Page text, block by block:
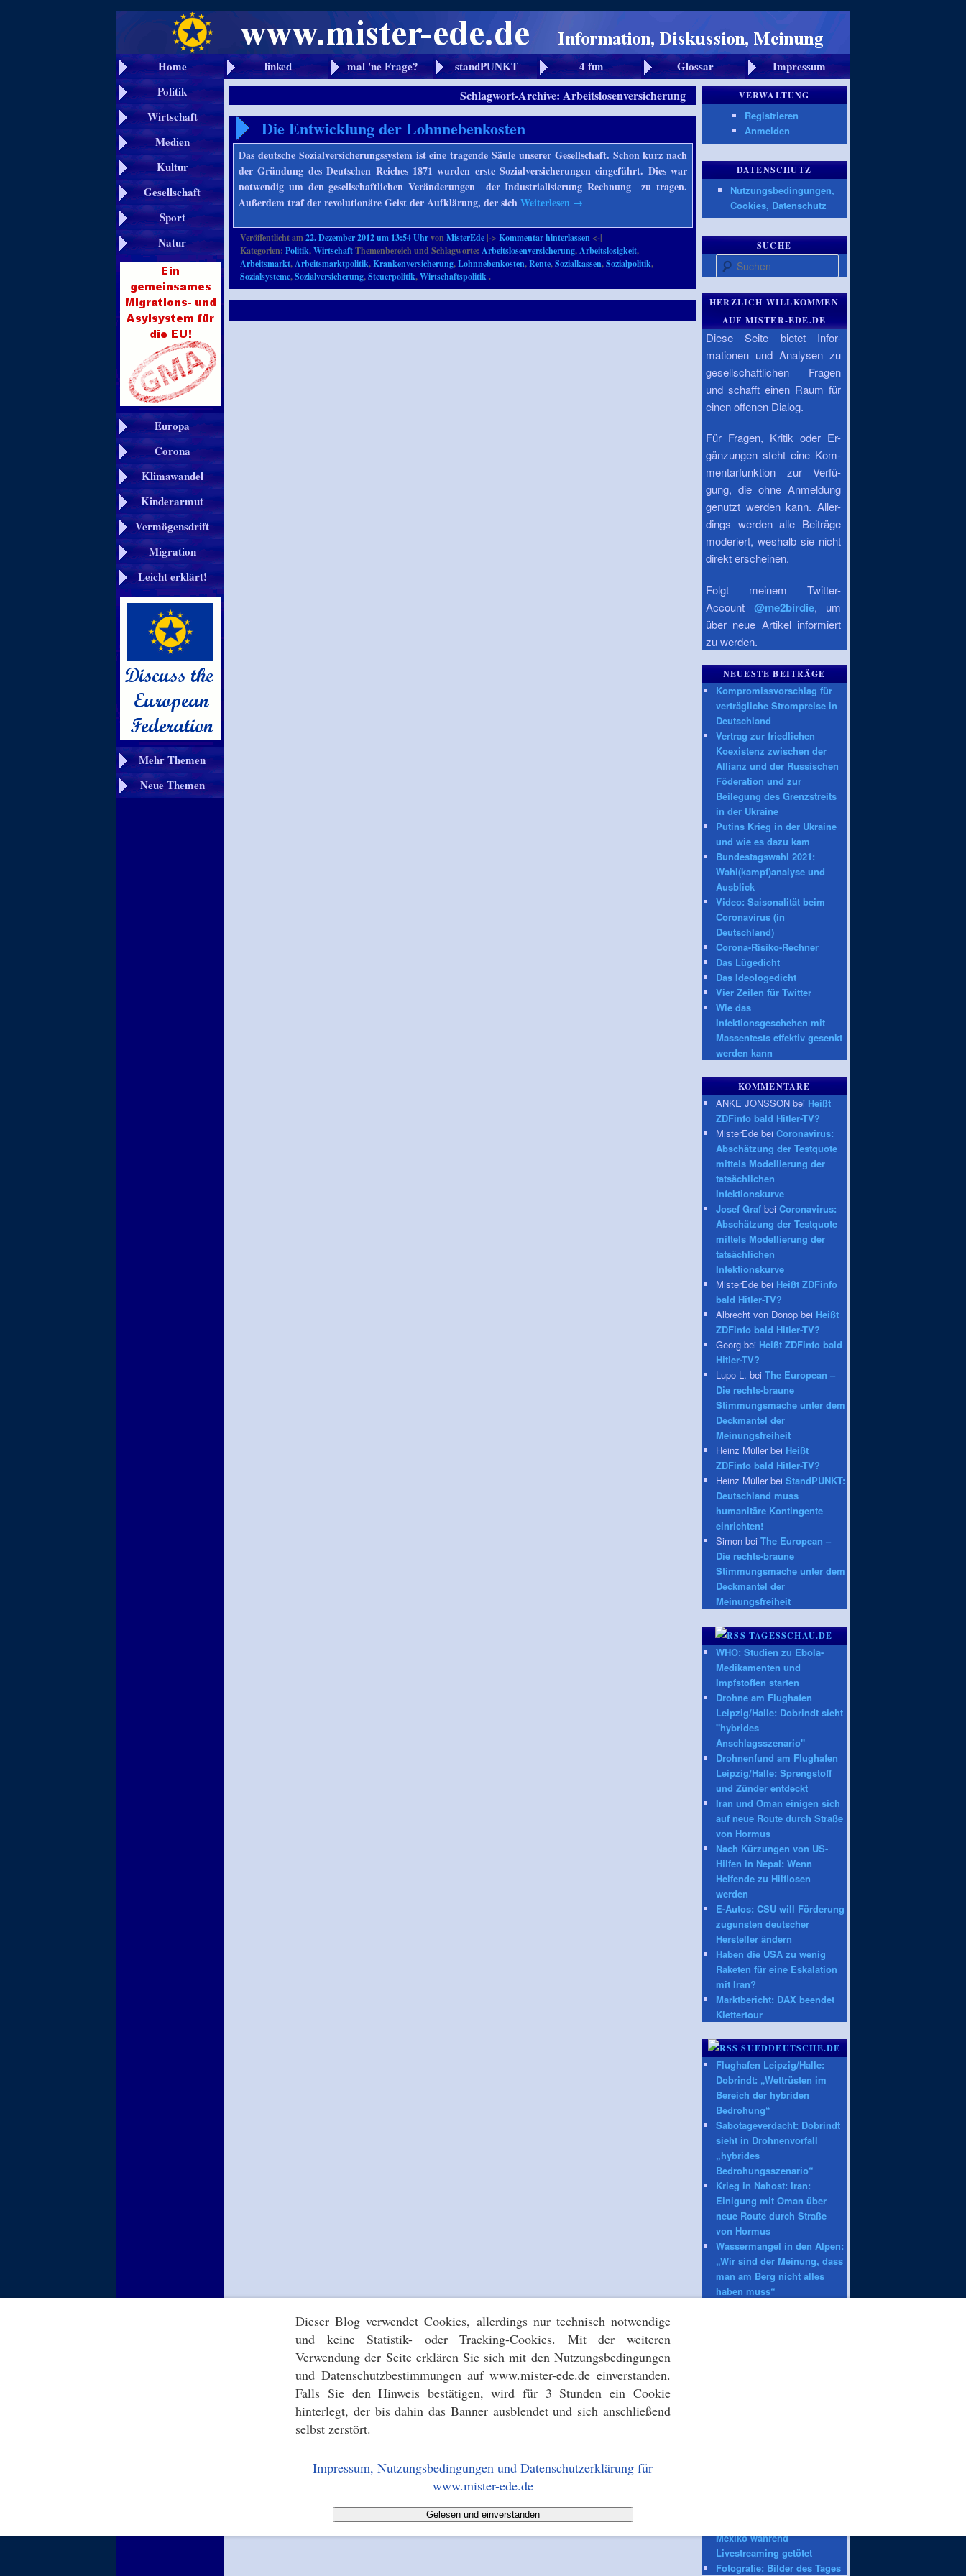
Dieser Blog verwendet Cookies, allerdings nur technisch notwendige
und keine Statistik- oder Tracking-Cookies. Mit der weiteren
Verwendung der Seite erklären Sie sich mit den Nutzungsbedingungen
und Datenschutzbestimmungen auf www.mister-ede.de einverstanden.
Falls Sie den Hinweis bestätigen, wird für 3 Stunden ein Cookie
hinterlegt, der bis dahin das Banner ausblendet und sich anschließend
selbst zerstört.
Impressum, Nutzungsbedingungen und Datenschutzerklärung für
www.mister-ede.de
Gelesen und einverstanden
Home linked mal 'ne Frage? standPUNKT 4 fun Glossar
Impressum
Politik
Wirtschaft
Medien
Kultur
Gesellschaft
Sport
Natur
Europa
Corona
Klimawandel
Kinderarmut
Vermögensdrift
Migration
Leicht erklärt!
Mehr Themen
Neue Themen
Schlagwort-Archive:Arbeitslosenversicherung
Die Entwicklung der Lohnnebenkosten
Das deutsche Sozialversicherungssystem ist eine tragende Säule unserer Gesellschaft. Schon kurz nach
der Gründung des Deutschen Reiches 1871 wurden erste Sozialversicherungen eingeführt. Dies war
notwendig um den gesellschaftlichen Veränderungen der Industrialisierung Rechnung zu tragen.
Außerdem traf der revolutionäre Geist der Aufklärung, der sichWeiterlesen →
Veröffentlicht am22. Dezember 2012 um 13:54 UhrvonMisterEde |->Kommentar hinterlassen <-|
Kategorien:Politik,WirtschaftThemenbereich und Schlagworte:Arbeitslosenversicherung,Arbeitslosigkeit,
Arbeitsmarkt,Arbeitsmarktpolitik,Krankenversicherung,Lohnnebenkosten,Rente,Sozialkassen,Sozialpolitik,
Sozialsysteme,Sozialversicherung,Steuerpolitik,Wirtschaftspolitik.
VERWALTUNG
Registrieren
Anmelden
DATENSCHUTZ
Nutzungsbedingungen,
Cookies, Datenschutz
SUCHE
Suchen
HERZLICH WILLKOMMEN
AUF MISTER-EDE.DE
Diese Seite bietet Infor-
mationen und Analysen zu
gesellschaftlichen Fragen
und schafft einen Raum für
einen offenen Dialog.
Für Fragen, Kritik oder Er-
gänzungen steht eine Kom-
mentarfunktion zur Verfü-
gung, die ohne Anmeldung
genutzt werden kann. Aller-
dings werden alle Beiträge
moderiert, weshalb sie nicht
direkt erscheinen.
Folgt meinem Twitter-
Account @me2birdie, um
über neue Artikel informiert
zu werden.
NEUESTE BEITRÄGE
Kompromissvorschlag für
verträgliche Strompreise in
Deutschland
Vertrag zur friedlichen
Koexistenz zwischen der
Allianz und der Russischen
Föderation und zur
Beilegung des Grenzstreits
in der Ukraine
Putins Krieg in der Ukraine
und wie es dazu kam
Bundestagswahl 2021:
Wahl(kampf)analyse und
Ausblick
Video: Saisonalität beim
Coronavirus (in
Deutschland)
Corona-Risiko-Rechner
Das Lügedicht
Das Ideologedicht
Vier Zeilen für Twitter
Wie das
Infektionsgeschehen mit
Massentests effektiv gesenkt
werden kann
KOMMENTARE
ANKE JONSSON bei Heißt
ZDFinfo bald Hitler-TV?
MisterEde bei Coronavirus:
Abschätzung der Testquote
mittels Modellierung der
tatsächlichen
Infektionskurve
Josef Graf bei Coronavirus:
Abschätzung der Testquote
mittels Modellierung der
tatsächlichen
Infektionskurve
MisterEde bei Heißt ZDFinfo
bald Hitler-TV?
Albrecht von Donop bei Heißt
ZDFinfo bald Hitler-TV?
Georg bei Heißt ZDFinfo bald
Hitler-TV?
Lupo L. bei The European –
Die rechts-braune
Stimmungsmache unter dem
Deckmantel der
Meinungsfreiheit
Heinz Müller bei Heißt
ZDFinfo bald Hitler-TV?
Heinz Müller bei StandPUNKT:
Deutschland muss
humanitäre Kontingente
einrichten!
Simon bei The European –
Die rechts-braune
Stimmungsmache unter dem
Deckmantel der
Meinungsfreiheit
TAGESSCHAU.DE
WHO: Studien zu Ebola-
Medikamenten und
Impfstoffen starten
Drohne am Flughafen
Leipzig/Halle: Dobrindt sieht
"hybrides
Anschlagsszenario"
Drohnenfund am Flughafen
Leipzig/Halle: Sprengstoff
und Zünder entdeckt
Iran und Oman einigen sich
auf neue Route durch Straße
von Hormus
Nach Kürzungen von US-
Hilfen in Nepal: Wenn
Helfende zu Hilflosen
werden
E-Autos: CSU will Förderung
zugunsten deutscher
Hersteller ändern
Haben die USA zu wenig
Raketen für eine Eskalation
mit Iran?
Marktbericht: DAX beendet
Klettertour
SUEDDEUTSCHE.DE
Flughafen Leipzig/Halle:
Dobrindt: „Wettrüsten im
Bereich der hybriden
Bedrohung“
Sabotageverdacht: Dobrindt
sieht in Drohnenvorfall
„hybrides
Bedrohungsszenario“
Krieg in Nahost: Iran:
Einigung mit Oman über
neue Route durch Straße
von Hormus
Wassermangel in den Alpen:
„Wir sind der Meinung, dass
man am Berg nicht alles
haben muss“
Mexiko während
Livestreaming getötet
Fotografie: Bilder des Tages